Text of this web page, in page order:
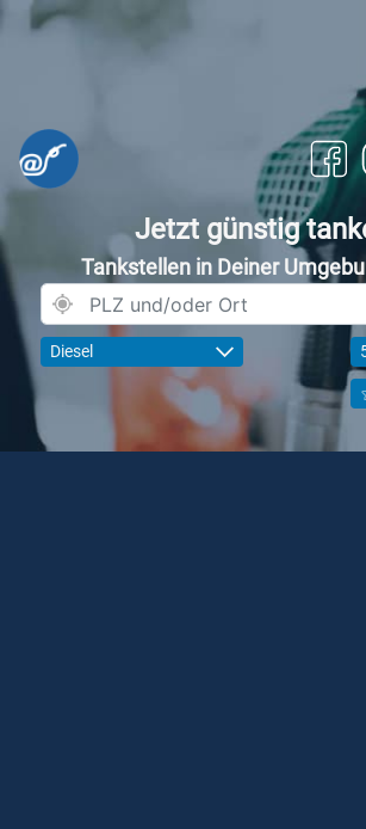
Jetzt günstig
Tankstellen in Deiner
Diesel